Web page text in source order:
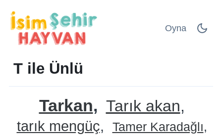
Oyna
T ile Ünlü
Tarkan Tarık akan
tarık mengüç
Tamer Karadağlı